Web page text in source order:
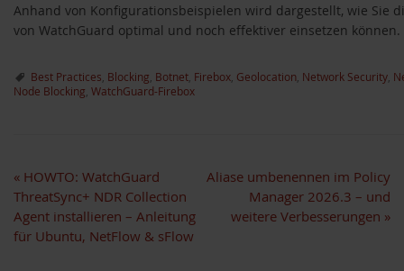
Anhand von Konfigurationsbeispielen wird dargestellt, wie Sie
von WatchGuard optimal und noch effektiver einsetzen können.
Best Practices Blocking Botnet Firebox Geolocation Network Security
Node Blocking WatchGuard-Firebox
« HOWTO: WatchGuard
ThreatSync+ NDR Collection
Agent installieren – Anleitung
für Ubuntu, NetFlow & sFlow
Aliase umbenennen im Policy
Manager 2026.3 – und
weitere Verbesserungen »